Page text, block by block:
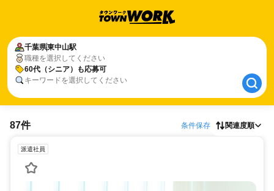
千葉県東中山駅
職種を選択してください
60代（シニア）も応募可
キーワードを選択してください
千葉県東中山駅
60代（シニア）も応募可
87件 条件保存 関連度順
派遣社員